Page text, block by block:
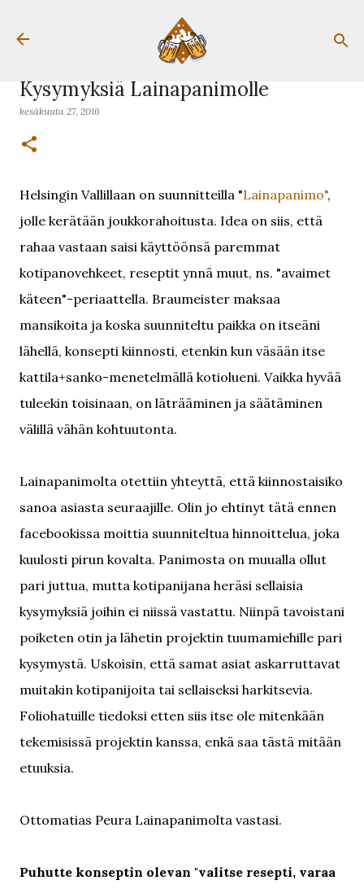
Siirry pääsisältöön
Kysymyksiä Lainapanimolle
kesäkuuta 27, 2016
Helsingin Vallillaan on suunnitteilla "Lainapanimo",
jolle kerätään joukkorahoitusta. Idea on siis, että
rahaa vastaan saisi käyttöönsä paremmat
kotipanovehkeet, reseptit ynnä muut, ns. "avaimet
käteen"-periaattella. Braumeister maksaa
mansikoita ja koska suunniteltu paikka on itseäni
lähellä, konsepti kiinnosti, etenkin kun väsään itse
kattila+sanko-menetelmällä kotiolueni. Vaikka hyvää
tuleekin toisinaan, on läträäminen ja säätäminen
välillä vähän kohtuutonta.
Lainapanimolta otettiin yhteyttä, että kiinnostaisiko
sanoa asiasta seuraajille. Olin jo ehtinyt tätä ennen
facebookissa moittia suunniteltua hinnoittelua, joka
kuulosti pirun kovalta. Panimosta on muualla ollut
pari juttua, mutta kotipanijana heräsi sellaisia
kysymyksiä joihin ei niissä vastattu. Niinpä tavoistani
poiketen otin ja lähetin projektin tuumamiehille pari
kysymystä. Uskoisin, että samat asiat askarruttavat
muitakin kotipanijoita tai sellaiseksi harkitsevia.
Foliohatuille tiedoksi etten siis itse ole mitenkään
tekemisissä projektin kanssa, enkä saa tästä mitään
etuuksia.
Ottomatias Peura Lainapanimolta vastasi.
Puhutte konseptin olevan "valitse resepti, varaa